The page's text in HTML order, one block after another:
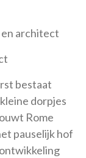
architect
bestaat
dorpjes
Rome
pauselijk hof